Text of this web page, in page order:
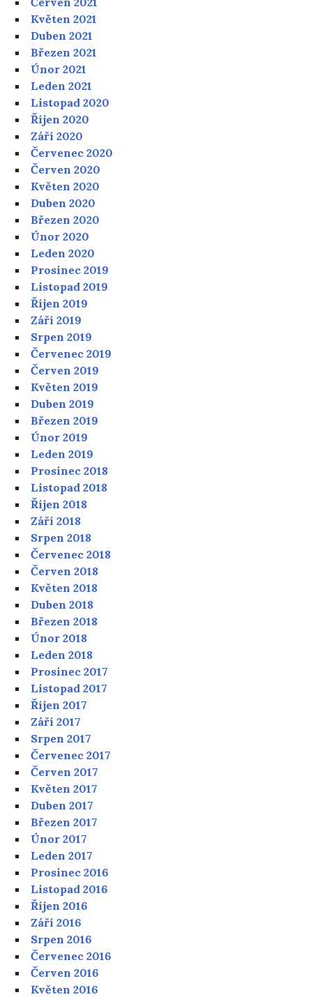
Květen 2021
Duben 2021
Březen 2021
Únor 2021
Leden 2021
Listopad 2020
Říjen 2020
Září 2020
Červenec 2020
Červen 2020
Květen 2020
Duben 2020
Březen 2020
Únor 2020
Leden 2020
Prosinec 2019
Listopad 2019
Říjen 2019
Září 2019
Srpen 2019
Červenec 2019
Červen 2019
Květen 2019
Duben 2019
Březen 2019
Únor 2019
Leden 2019
Prosinec 2018
Listopad 2018
Říjen 2018
Září 2018
Srpen 2018
Červenec 2018
Červen 2018
Květen 2018
Duben 2018
Březen 2018
Únor 2018
Leden 2018
Prosinec 2017
Listopad 2017
Říjen 2017
Září 2017
Srpen 2017
Červenec 2017
Červen 2017
Květen 2017
Duben 2017
Březen 2017
Únor 2017
Leden 2017
Prosinec 2016
Listopad 2016
Říjen 2016
Září 2016
Srpen 2016
Červenec 2016
Červen 2016
Květen 2016